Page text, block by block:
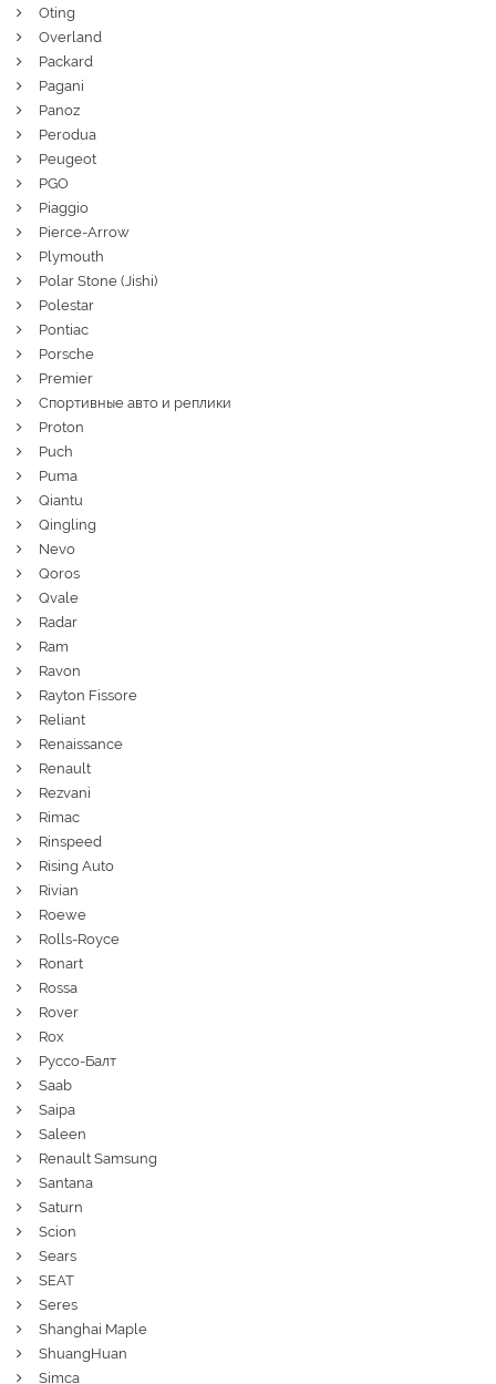
Oting
Overland
Packard
Pagani
Panoz
Perodua
Peugeot
PGO
Piaggio
Pierce-Arrow
Plymouth
Polar Stone (Jishi)
Polestar
Pontiac
Porsche
Premier
Спортивные авто и реплики
Proton
Puch
Puma
Qiantu
Qingling
Nevo
Qoros
Qvale
Radar
Ram
Ravon
Rayton Fissore
Reliant
Renaissance
Renault
Rezvani
Rimac
Rinspeed
Rising Auto
Rivian
Roewe
Rolls-Royce
Ronart
Rossa
Rover
Rox
Руссо-Балт
Saab
Saipa
Saleen
Renault Samsung
Santana
Saturn
Scion
Sears
SEAT
Seres
Shanghai Maple
ShuangHuan
Simca